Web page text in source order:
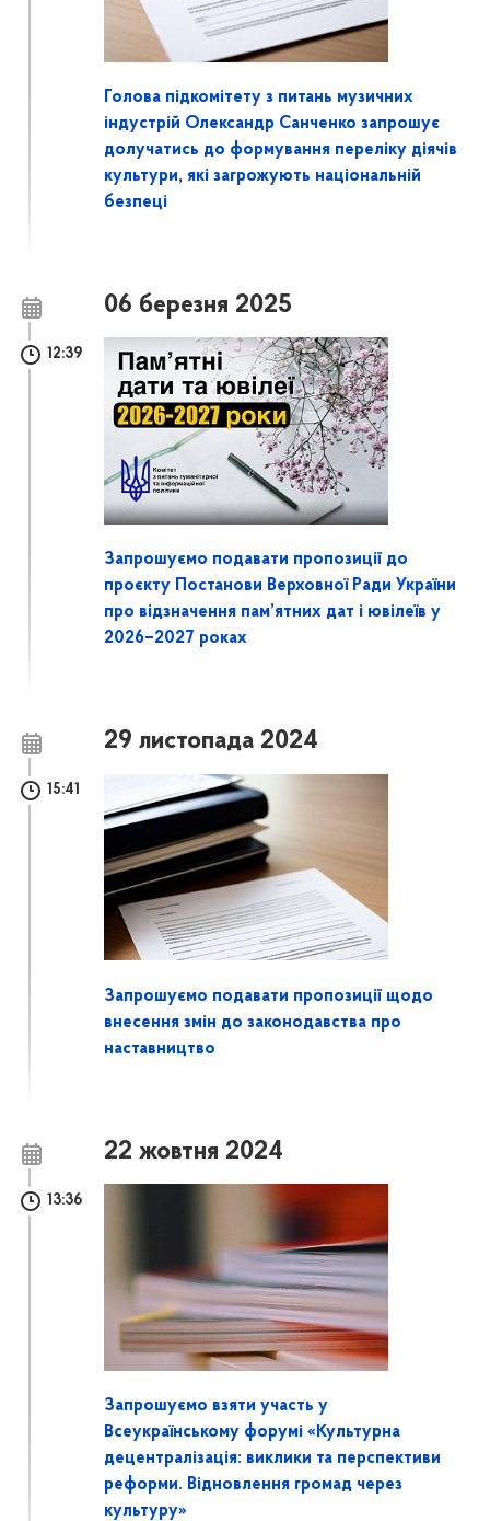
Голова підкомітету з питань музичних
індустрій Олександр Санченко запрошує
долучатись до формування переліку діячів
культури, які загрожують національній
безпеці
06 березня 2025
12:39
Запрошуємо подавати пропозиції до
проєкту Постанови Верховної Ради України
про відзначення пам’ятних дат і ювілеїв у
2026–2027 роках
29 листопада 2024
15:41
Запрошуємо подавати пропозиції щодо
внесення змін до законодавства про
наставництво
22 жовтня 2024
13:36
Запрошуємо взяти участь у
Всеукраїнському форумі «Культурна
децентралізація: виклики та перспективи
реформи. Відновлення громад через
культуру»